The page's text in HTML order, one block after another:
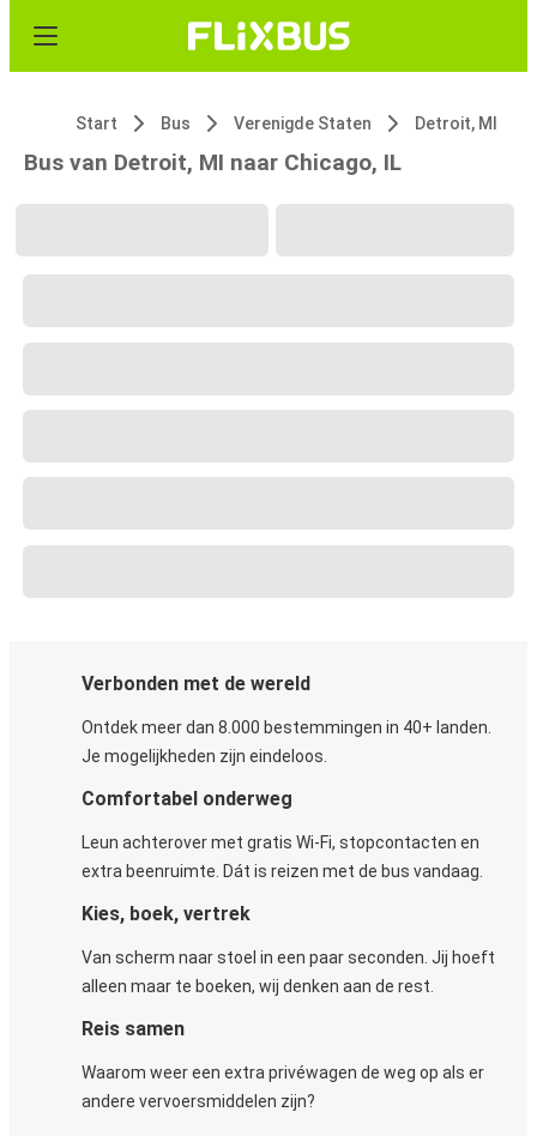
Start Bus Verenigde Staten Detroit, MI
Bus van Detroit, MI naar Chicago, IL
Verbonden met de wereld
Ontdek meer dan 8.000 bestemmingen in 40+ landen.
Je mogelijkheden zijn eindeloos.
Comfortabel onderweg
Leun achterover met gratis Wi-Fi, stopcontacten en
extra beenruimte. Dát is reizen met de bus vandaag.
Kies, boek, vertrek
Van scherm naar stoel in een paar seconden. Jij hoeft
alleen maar te boeken, wij denken aan de rest.
Reis samen
Waarom weer een extra privéwagen de weg op als er
andere vervoersmiddelen zijn?